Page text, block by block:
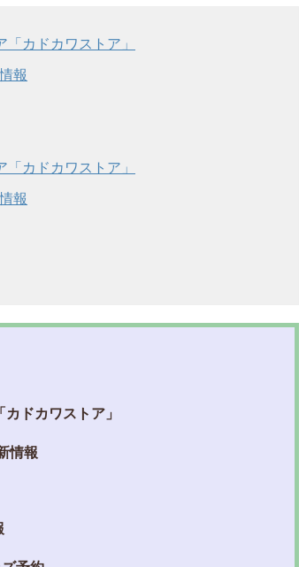
カドカワストア」
報
カドカワストア」
報
ドカワストア」
情報